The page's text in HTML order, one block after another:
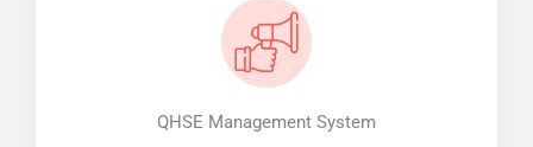
QHSE Management System